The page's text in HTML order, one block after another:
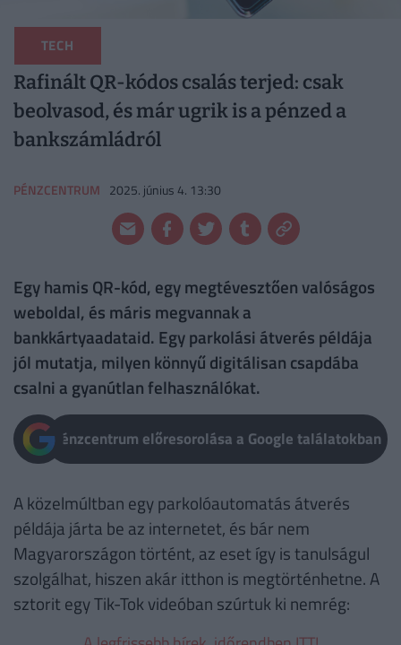
TECH
Rafinált QR-kódos csalás terjed: csak
beolvasod, és már ugrik is a pénzed a
bankszámládról
PÉNZCENTRUM 2025. június 4. 13:30
Egy hamis QR-kód, egy megtévesztően valóságos
weboldal, és máris megvannak a
bankkártyaadataid. Egy parkolási átverés példája
jól mutatja, milyen könnyű digitálisan csapdába
csalni a gyanútlan felhasználókat.
Pénzcentrum előresorolása a Google találatokban
A közelmúltban egy parkolóautomatás átverés
példája járta be az internetet, és bár nem
Magyarországon történt, az eset így is tanulságul
szolgálhat, hiszen akár itthon is megtörténhetne. A
sztorit egy Tik-Tok videóban szúrtuk ki nemrég: